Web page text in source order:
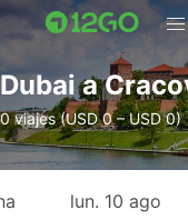
Dubai a
0 viajes (USD 0 – USD 0)
lun. 10 ago